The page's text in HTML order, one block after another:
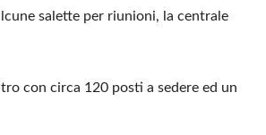
salette per riunioni, la centrale
con circa 120 posti a sedere ed un